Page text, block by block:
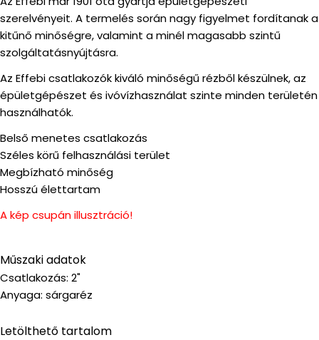
szerelvényeit. A termelés során nagy figyelmet fordítanak a
kitűnő minőségre, valamint a minél magasabb szintű
szolgáltatásnyújtásra.
Az Effebi csatlakozók kiváló minőségű rézből készülnek, az
épületgépészet és ivóvízhasználat szinte minden területén
használhatók.
Belső menetes csatlakozás
Széles körű felhasználási terület
Megbízható minőség
Hosszú élettartam
A kép csupán illusztráció!
Műszaki adatok
Csatlakozás: 2"
Anyaga: sárgaréz
Letölthető tartalom